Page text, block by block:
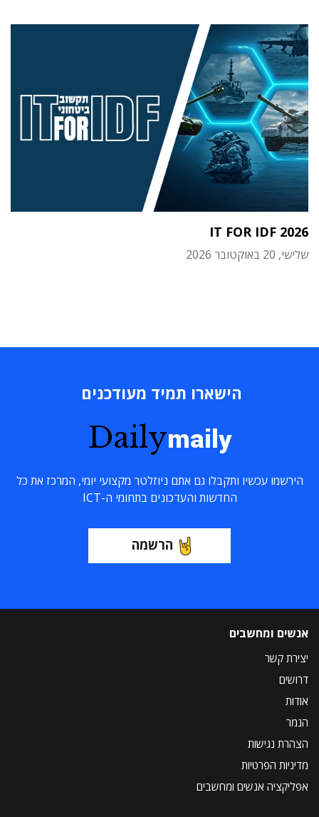
IT FOR IDF 2026
שלישי, 20 באוקטובר 2026
הישארו תמיד מעודכנים
Dailymaily
הירשמו עכשיו ותקבלו גם אתם ניוזלטר מקצועי יומי, המרכז את כל
החדשות והעדכונים בתחומי ה-ICT
הרשמה
אנשים ומחשבים
יצירת קשר
דרושים
אודות
הנמר
הצהרת נגישות
מדיניות הפרטיות
אפליקציה אנשים ומחשבים